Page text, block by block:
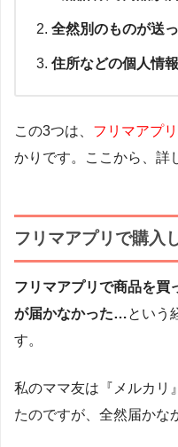
全然別のものが送
住所などの個人情
この3つは、 フリマアプ
かりです。ここから、詳
フリマアプリで購入
フリマアプリで商品を買
が届かなかった…という
す。
私のママ友は『メルカリ
たのですが、全然届かな